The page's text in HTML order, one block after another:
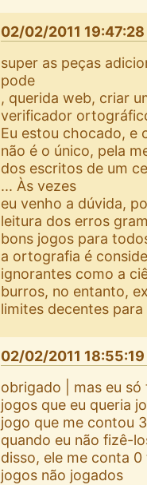
02/02/2011 19:47:28
super as peças
pode
, querida web, criar
verificador
Eu estou chocado, e
não é o único, pela
dos escritos de um
... Às vezes
eu venho a dúvida,
leitura dos erros
bons jogos para
a ortografia é
ignorantes como a
burros, no entanto,
limites decentes para
02/02/2011 18:55:19
obrigado | mas eu só
jogos que eu queria
jogo que me contou
quando eu não fizê-
disso, ele me conta
jogos não jogados